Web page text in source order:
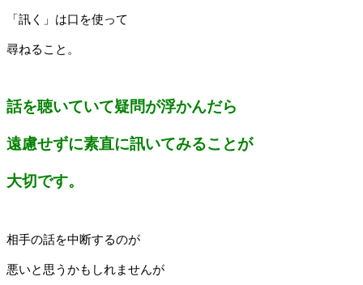
「訊く」は口を使って
尋ねること。
話を聴いていて疑問が浮かんだら
遠慮せずに素直に訊いてみることが
大切です。
相手の話を中断するのが
悪いと思うかもしれませんが